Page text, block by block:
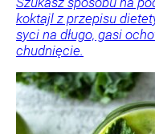
koktajl z przepisu
syci na długo, gasi
chudnięcie.